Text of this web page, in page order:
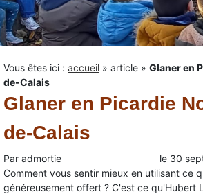
Vous êtes ici : accueil » article » Glaner en
de-Calais
Glaner en Picardie
de-Calais
Par admortie le 30
Comment vous sentir mieux en utilisant ce
généreusement offert ? C'est ce qu'Hubert